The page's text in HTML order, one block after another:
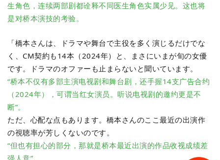
生角色，连续两部剧都诠释不同医生角色实属少见。这也将
是对桥本演技的考验。
「橋本さんは、ドラマや舞台で主役を多く演じるだけでな
く、CM契約も14本（2024年）と、まさにいまが旬の女優
です。ドラマのオファーも止まらないと聞いています。
“桥本不仅有多部主演电视剧和舞台剧，还手握14支广告合约
（2024年），可谓当红女演员。听说电视剧的邀约更是不
断”。
ただ、心配な点もあります。橋本さんのここ最近の出演作
の視聴率が芳しくないのです。
“但也有担心的部分，那就是桥本最近出演的作品收视成绩差